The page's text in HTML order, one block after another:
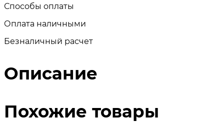
Способы оплаты
Оплата наличными
Безналичный расчет
Описание
Похожие товары